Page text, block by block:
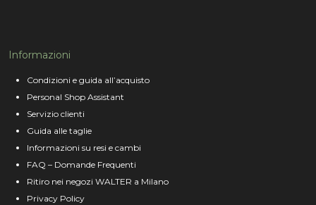
Informazioni
Condizioni e guida all’acquisto
Personal Shop Assistant
Servizio clienti
Guida alle taglie
Informazioni su resi e cambi
FAQ – Domande Frequenti
Ritiro nei negozi WALTER a Milano
Privacy Policy